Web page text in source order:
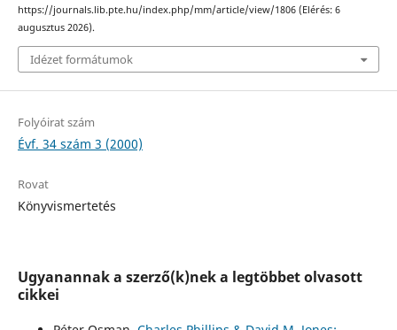
https://journals.lib.pte.hu/index.php/mm/article/view/1806 (Elérés: 6
augusztus 2026).
Idézet formátumok
Folyóirat szám
Évf. 34 szám 3 (2000)
Rovat
Könyvismertetés
Ugyanannak a szerző(k)nek a legtöbbet olvasott
cikkei